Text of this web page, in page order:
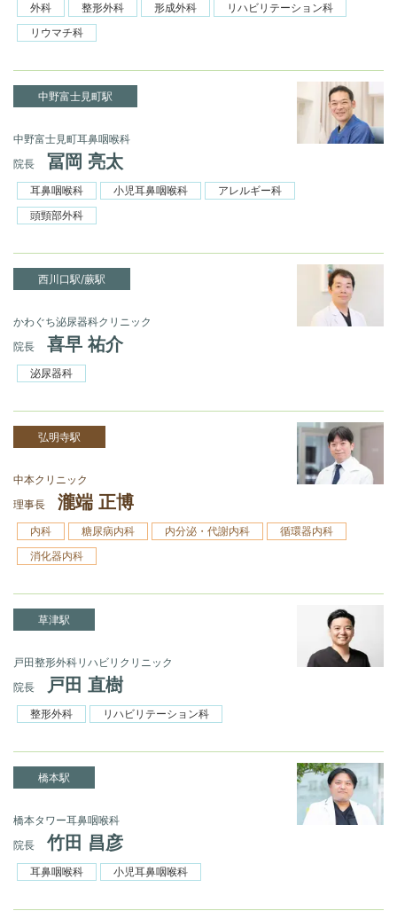
外科 整形外科 形成外科
リハビリテーション科
リウマチ科
中野富士見町駅
中野富士見町耳鼻咽喉科
院長
冨岡 亮太
耳鼻咽喉科 小児耳鼻咽喉科
アレルギー科
頭頸部外科
西川口駅/蕨駅
かわぐち泌尿器科クリニック
院長
喜早 祐介
泌尿器科
弘明寺駅
中本クリニック
理事長
瀧端 正博
内科 糖尿病内科 内分泌・代謝内科
循環器内科
消化器内科
草津駅
戸田整形外科リハビリクリニック
院長
戸田 直樹
整形外科 リハビリテーション科
橋本駅
橋本タワー耳鼻咽喉科
院長
竹田 昌彦
耳鼻咽喉科 小児耳鼻咽喉科